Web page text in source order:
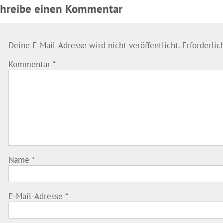
einen Kommentar
Deine E-Mail-Adresse wird nicht veröffentlicht.
Kommentar *
Name *
E-Mail-Adresse *